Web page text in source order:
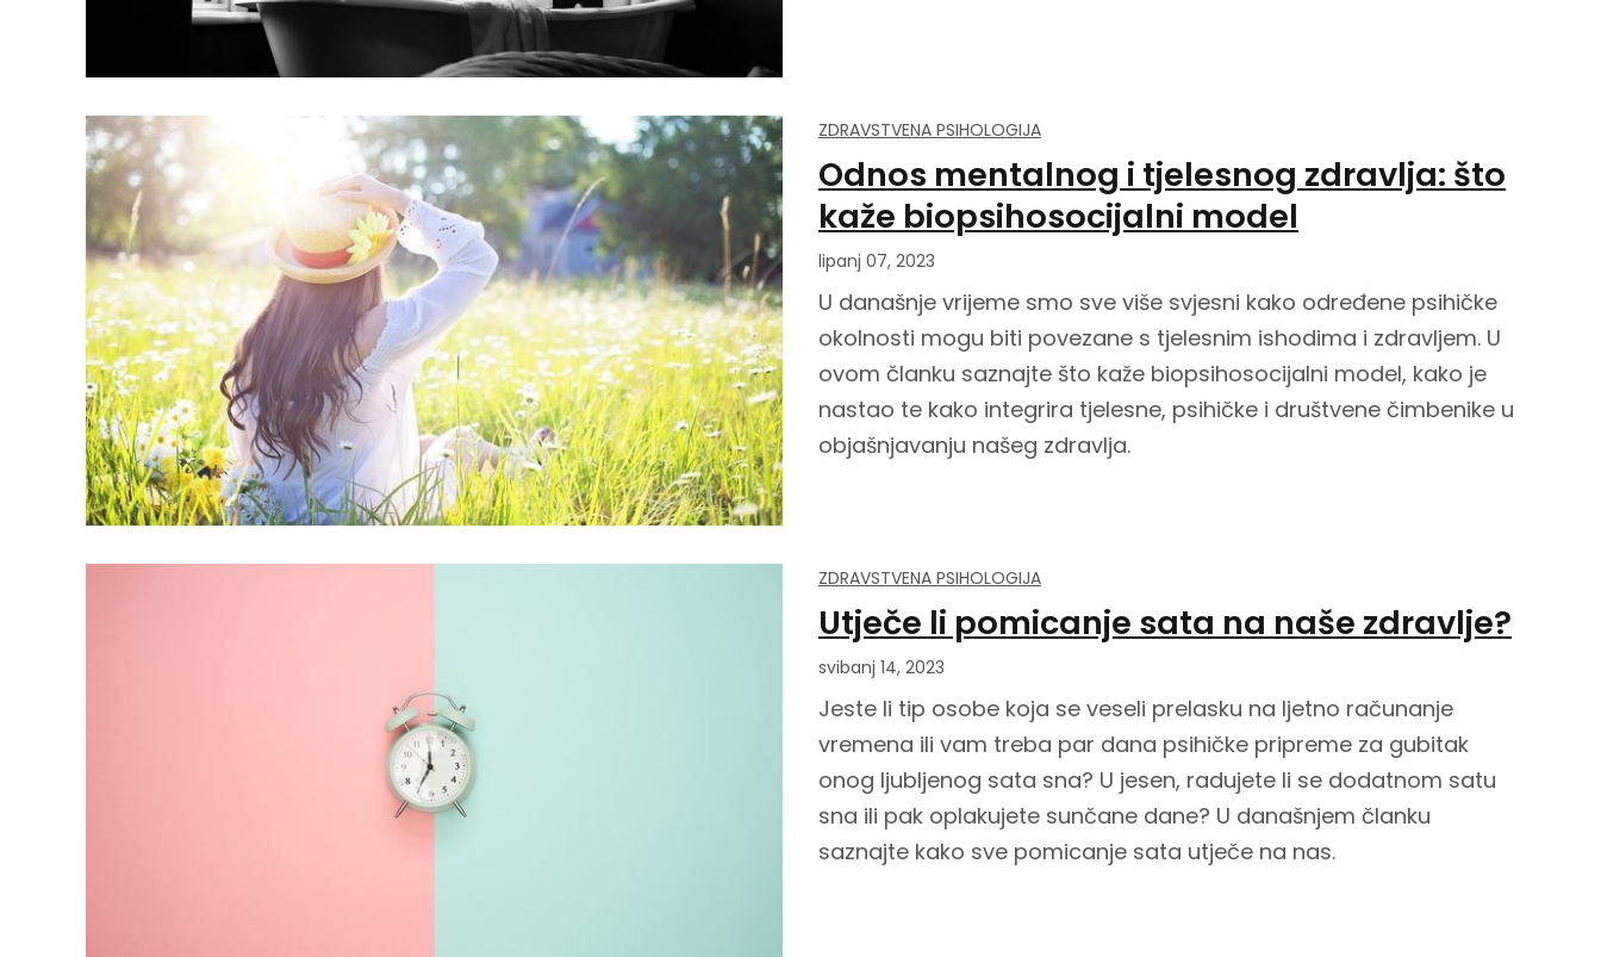
ZDRAVSTVENA PSIHOLOGIJA
Odnos mentalnog i tjelesnog zdravlja: što
kaže biopsihosocijalni model
lipanj 07, 2023
U današnje vrijeme smo sve više svjesni kako određene psihičke
okolnosti mogu biti povezane s tjelesnim ishodima i zdravljem. U
ovom članku saznajte što kaže biopsihosocijalni model, kako je
nastao te kako integrira tjelesne, psihičke i društvene čimbenike u
objašnjavanju našeg zdravlja.
ZDRAVSTVENA PSIHOLOGIJA
Utječe li pomicanje sata na naše zdravlje?
svibanj 14, 2023
Jeste li tip osobe koja se veseli prelasku na ljetno računanje
vremena ili vam treba par dana psihičke pripreme za gubitak
onog ljubljenog sata sna? U jesen, radujete li se dodatnom satu
sna ili pak oplakujete sunčane dane? U današnjem članku
saznajte kako sve pomicanje sata utječe na nas.